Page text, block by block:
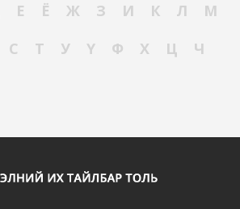
Е Ё Ж З И К Л
М
С Т У Ү Ф Х Ц
Ч